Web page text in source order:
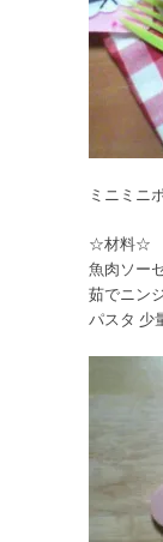
ミニミニ
☆材料☆
魚肉ソー
茹でニン
パスタ 少